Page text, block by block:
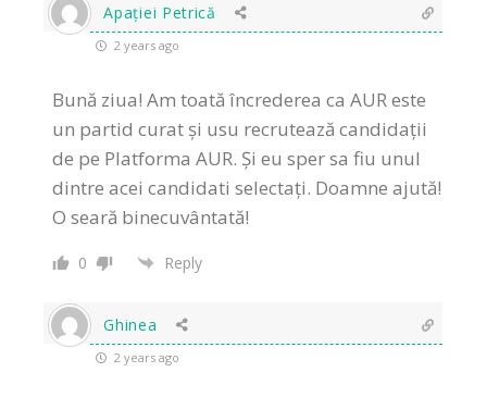
Apației Petrică
2 years ago
Bună ziua! Am toată încrederea ca AUR este
un partid curat și usu recrutează candidații
de pe Platforma AUR. Și eu sper sa fiu unul
dintre acei candidati selectați. Doamne ajută!
O seară binecuvântată!
0 Reply
Ghinea
2 years ago